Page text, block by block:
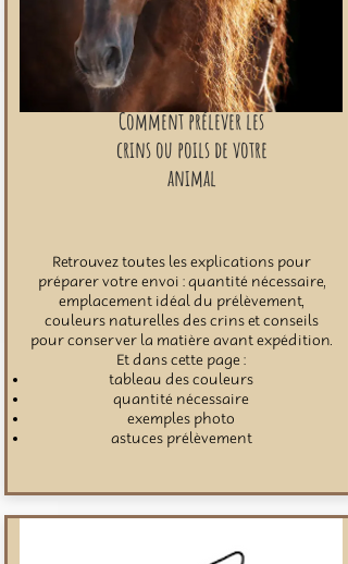
Comment prélever les
crins ou poils de votre
animal
Retrouvez toutes les explications pour
préparer votre envoi : quantité nécessaire,
emplacement idéal du prélèvement,
couleurs naturelles des crins et conseils
pour conserver la matière avant expédition.
Et dans cette page :
tableau des couleurs
quantité nécessaire
exemples photo
astuces prélèvement